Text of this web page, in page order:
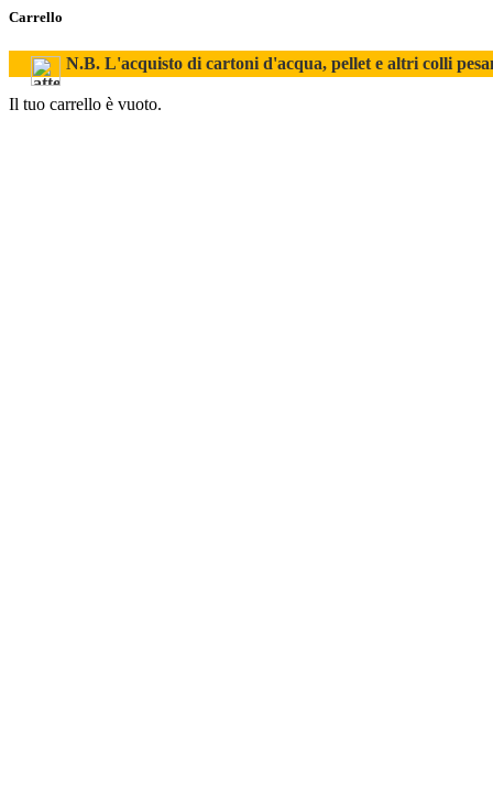
Carrello
N.B. L'acquisto di cartoni d'acqua, pellet e altri colli
Il tuo carrello è vuoto.